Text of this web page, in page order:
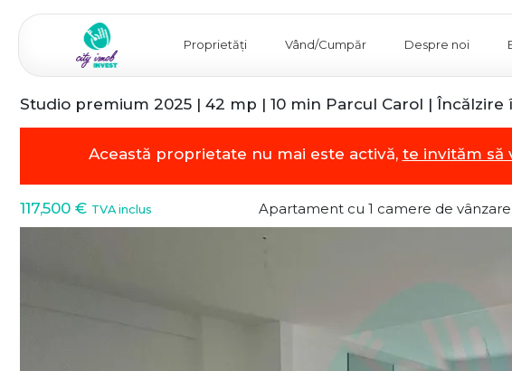
Proprietăți Vând/Cumpăr Despre noi
Studio premium 2025 | 42 mp | 10 min Parcul Carol | Încălzire
Această proprietate nu mai este activă, te invităm să
117,500 € TVA inclus Apartament cu 1 camere de vânzare